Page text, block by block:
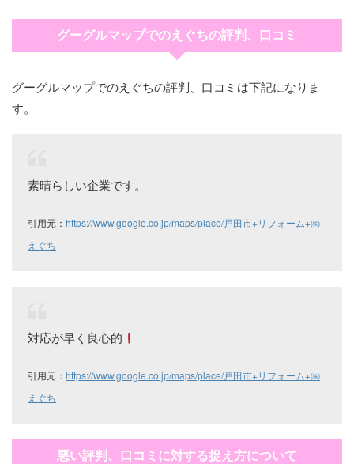
グーグルマップでのえぐちの評判、口コミ
グーグルマップでのえぐちの評判、口コミは下記になりま
す。
素晴らしい企業です。
引用元： https://www.google.co.jp/maps/place/戸田市+リフォーム+㈱
えぐち
対応が早く良心的
引用元： https://www.google.co.jp/maps/place/戸田市+リフォーム+㈱
えぐち
悪い評判、口コミに対する捉え方について